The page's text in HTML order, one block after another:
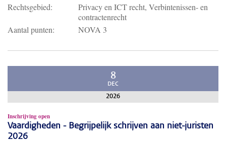
Rechtsgebied:
Privacy en ICT recht, Verbintenissen- en
contractenrecht
Aantal punten:
NOVA 3
8
DEC
2026
Inschrijving open
Vaardigheden - Begrijpelijk schrijven aan niet-juristen
2026